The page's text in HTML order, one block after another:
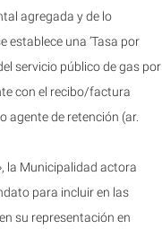
agregada y de lo
establece una ‘Tasa por
servicio público de gas por
con el recibo/factura
agente de retención (ar.
la Municipalidad actora
para incluir en las
su representación en